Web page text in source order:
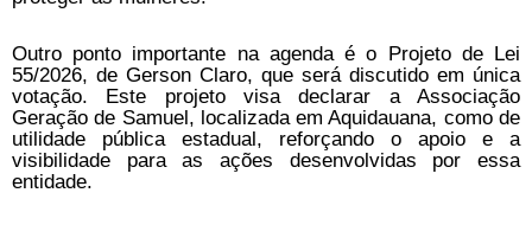
Outro ponto importante na agenda é o Projeto de Lei
55/2026, de Gerson Claro, que será discutido em única
votação. Este projeto visa declarar a Associação
Geração de Samuel, localizada em Aquidauana, como de
utilidade pública estadual, reforçando o apoio e a
visibilidade para as ações desenvolvidas por essa
entidade.